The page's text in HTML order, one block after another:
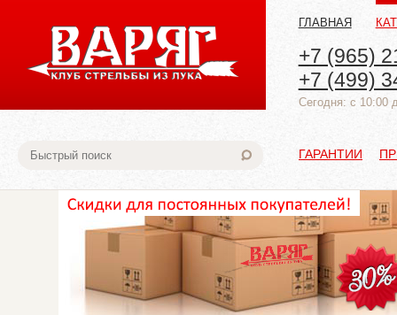
ГЛАВНАЯ
+7 (965)
+7 (499)
Cегодня: с 10:00
ГАРАНТИИ